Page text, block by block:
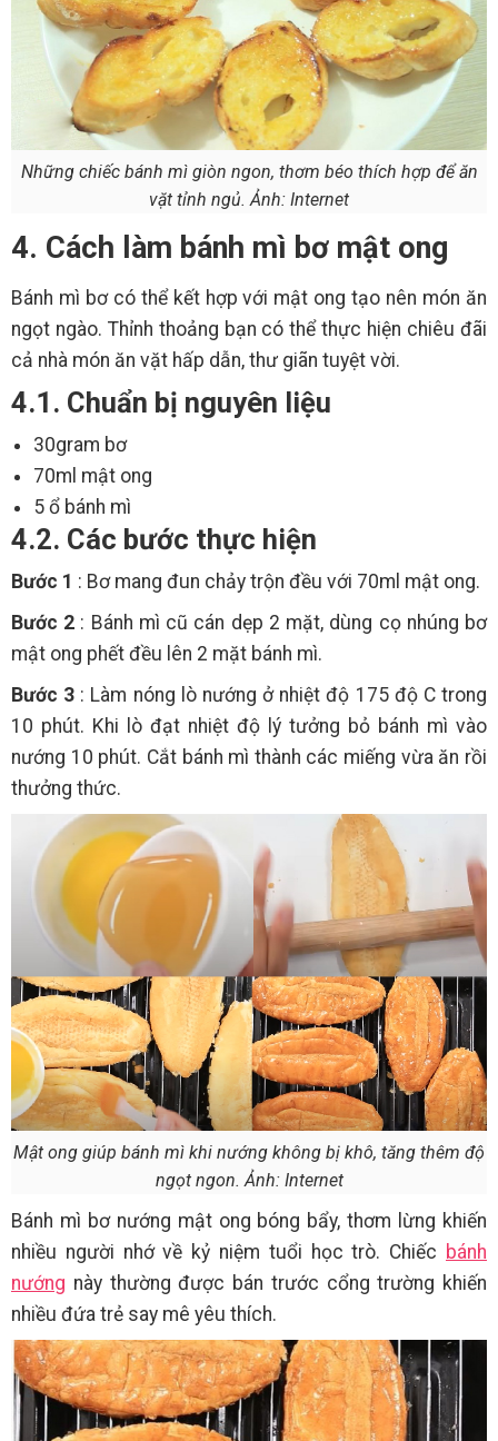
Những chiếc bánh mì giòn ngon, thơm béo thích hợp để ăn
vặt tỉnh ngủ. Ảnh: Internet
4. Cách làm bánh mì bơ mật ong
Bánh mì bơ có thể kết hợp với mật ong tạo nên món ăn
ngọt ngào. Thỉnh thoảng bạn có thể thực hiện chiêu đãi
cả nhà món ăn vặt hấp dẫn, thư giãn tuyệt vời.
4.1. Chuẩn bị nguyên liệu
30gram bơ
70ml mật ong
5 ổ bánh mì
4.2. Các bước thực hiện
Bước 1 : Bơ mang đun chảy trộn đều với 70ml mật ong.
Bước 2 : Bánh mì cũ cán dẹp 2 mặt, dùng cọ nhúng bơ
mật ong phết đều lên 2 mặt bánh mì.
Bước 3 : Làm nóng lò nướng ở nhiệt độ 175 độ C trong
10 phút. Khi lò đạt nhiệt độ lý tưởng bỏ bánh mì vào
nướng 10 phút. Cắt bánh mì thành các miếng vừa ăn rồi
thưởng thức.
Mật ong giúp bánh mì khi nướng không bị khô, tăng thêm độ
ngọt ngon. Ảnh: Internet
Bánh mì bơ nướng mật ong bóng bẩy, thơm lừng khiến
nhiều người nhớ về kỷ niệm tuổi học trò. Chiếc bánh
nướng này thường được bán trước cổng trường khiến
nhiều đứa trẻ say mê yêu thích.